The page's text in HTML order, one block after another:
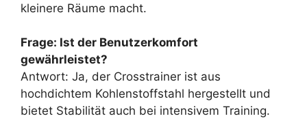
kleinere Räume macht.
Frage: Ist der Benutzerkomfort
gewährleistet?
Antwort: Ja, der Crosstrainer ist aus
hochdichtem Kohlenstoffstahl hergestellt und
bietet Stabilität auch bei intensivem Training.